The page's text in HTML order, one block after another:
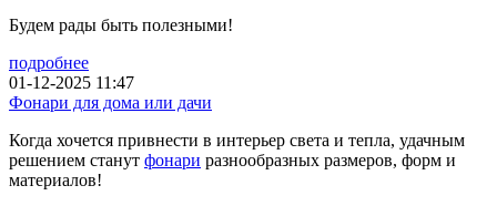
Будем рады быть полезными!
подробнее
01-12-2025 11:47
Фонари для дома или дачи
Когда хочется привнести в интерьер света и тепла, удачным
решением станут фонари разнообразных размеров, форм и
материалов!